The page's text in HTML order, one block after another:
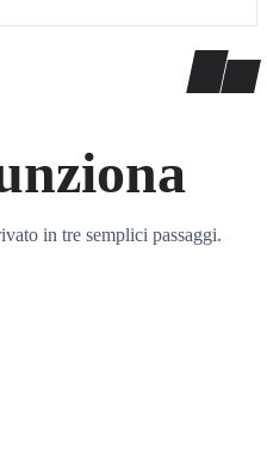
in tre semplici passaggi.